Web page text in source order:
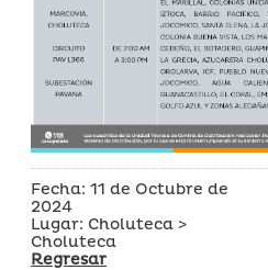
Fecha: 11 de Octubre de
2024
Lugar: Choluteca >
Choluteca
Regresar